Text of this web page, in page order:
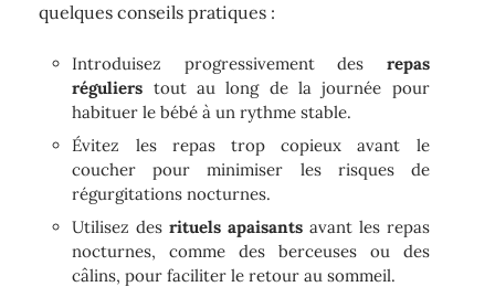
quelques conseils pratiques :
Introduisez progressivement des repas
réguliers tout au long de la journée pour
habituer le bébé à un rythme stable.
Évitez les repas trop copieux avant le
coucher pour minimiser les risques de
régurgitations nocturnes.
Utilisez desrituels apaisants avant les repas
nocturnes, comme des berceuses ou des
câlins, pour faciliter le retour au sommeil.